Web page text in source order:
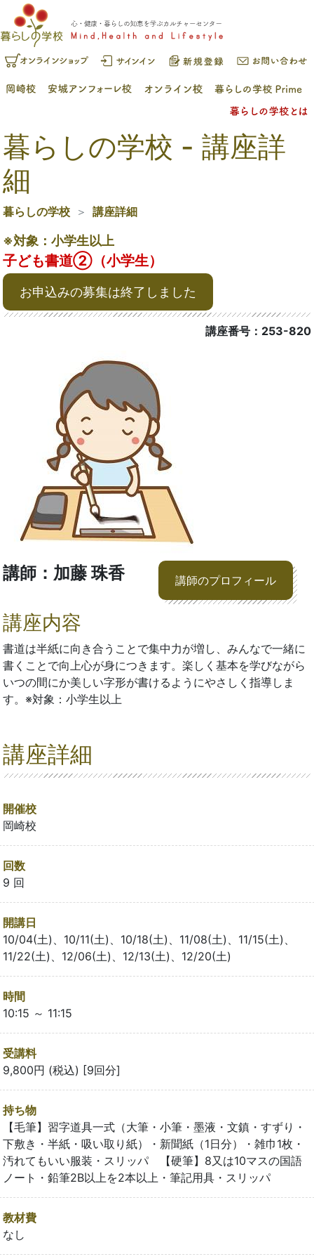
暮らしの学校 - 講座詳
細
暮らしの学校 講座詳細
※対象：小学生以上
子ども書道②（小学生）
お申込みの募集は終了しました
講座番号：253-820
講師：加藤 珠香 講師のプロフィール
講座内容
書道は半紙に向き合うことで集中力が増し、みんなで一緒に
書くことで向上心が身につきます。楽しく基本を学びながら
いつの間にか美しい字形が書けるようにやさしく指導しま
す。※対象：小学生以上
講座詳細
開催校
岡崎校
回数
9 回
開講日
10/04(土)、10/11(土)、10/18(土)、11/08(土)、11/15(土)、
11/22(土)、12/06(土)、12/13(土)、12/20(土)
時間
10:15 ～ 11:15
受講料
9,800円 (税込) [9回分]
持ち物
【毛筆】習字道具一式（大筆・小筆・墨液・文鎮・すずり・
下敷き・半紙・吸い取り紙）・新聞紙（1日分）・雑巾1枚・
汚れてもいい服装・スリッパ 【硬筆】8又は10マスの国語
ノート・鉛筆2B以上を2本以上・筆記用具・スリッパ
教材費
なし